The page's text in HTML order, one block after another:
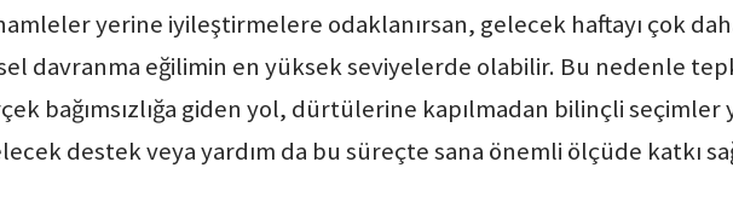
yerine iyileştirmelere odaklanırsan, gelecek haftayı çok
davranma eğilimin en yüksek seviyelerde olabilir. Bu nedenle
bağımsızlığa giden yol, dürtülerine kapılmadan bilinçli seçimler
destek veya yardım da bu süreçte sana önemli ölçüde katkı